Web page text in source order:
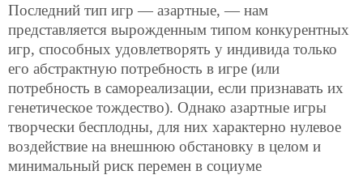
Последний тип игр — азартные, — нам
представляется вырожденным типом конкурентных
игр, способных удовлетворять у индивида только
его абстрактную потребность в игре (или
потребность в самореализации, если признавать их
генетическое тождество). Однако азартные игры
творчески бесплодны, для них характерно нулевое
воздействие на внешнюю обстановку в целом и
минимальный риск перемен в социуме